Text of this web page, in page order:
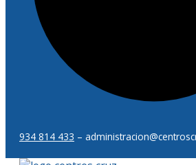
934 814 433 –